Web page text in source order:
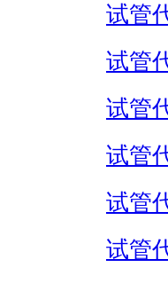
试管
试管
试管
试管
试管
试管